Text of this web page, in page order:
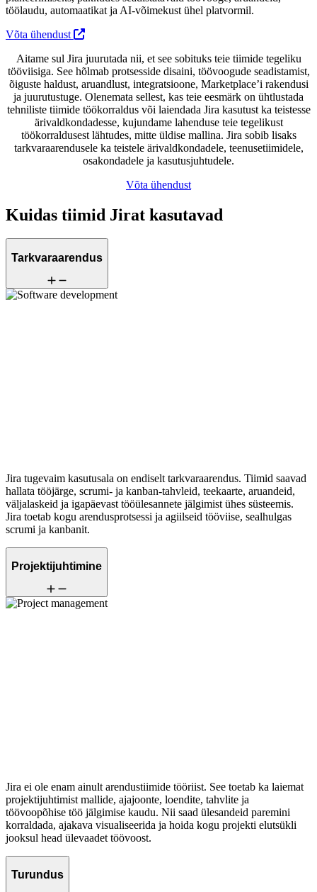
töölaudu, automaatikat ja AI-võimekust ühel platvormil.
Võta ühendust
Aitame sul Jira juurutada nii, et see sobituks teie tiimide tegeliku
tööviisiga. See hõlmab protsesside disaini, töövoogude seadistamist,
õiguste haldust, aruandlust, integratsioone, Marketplace’i rakendusi
ja juurutustuge. Olenemata sellest, kas teie eesmärk on ühtlustada
tehniliste tiimide töökorraldus või laiendada Jira kasutust ka teistesse
ärivaldkondadesse, kujundame lahenduse teie tegelikust
töökorraldusest lähtudes, mitte üldise mallina. Jira sobib lisaks
tarkvaraarendusele ka teistele ärivaldkondadele, teenusetiimidele,
osakondadele ja kasutusjuhtudele.
Võta ühendust
Kuidas tiimid Jirat kasutavad
Tarkvaraarendus
Jira tugevaim kasutusala on endiselt tarkvaraarendus. Tiimid saavad
hallata tööjärge, scrumi- ja kanban-tahvleid, teekaarte, aruandeid,
väljalaskeid ja igapäevast tööülesannete jälgimist ühes süsteemis.
Jira toetab kogu arendusprotsessi ja agiilseid tööviise, sealhulgas
scrumi ja kanbanit.
Projektijuhtimine
Jira ei ole enam ainult arendustiimide tööriist. See toetab ka laiemat
projektijuhtimist mallide, ajajoonte, loendite, tahvlite ja
töövoopõhise töö jälgimise kaudu. Nii saad ülesandeid paremini
korraldada, ajakava visualiseerida ja hoida kogu projekti elutsükli
jooksul head ülevaadet töövoost.
Turundus